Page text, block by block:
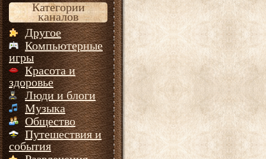
Категории
каналов
Другое
Компьютерные
игры
Красота и
здоровье
Люди и блоги
Музыка
Общество
Путешествия и
события